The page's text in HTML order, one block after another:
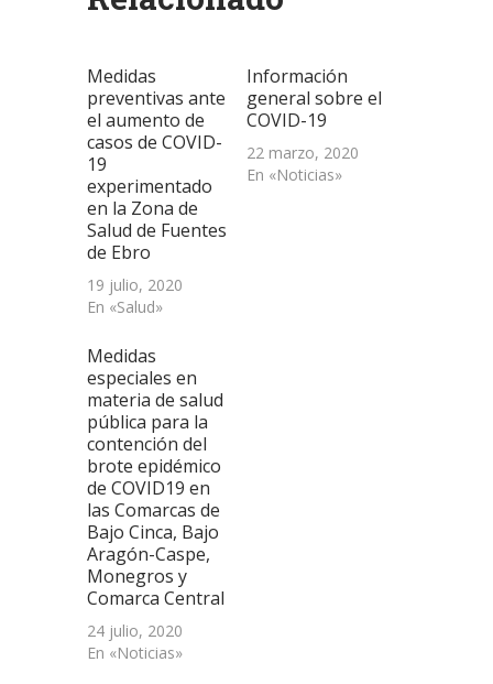
una una una
en
una
ventana
nueva)
Medidas
preventivas ante
el aumento de
casos de COVID-
19
experimentado
en la Zona de
Salud de Fuentes
de Ebro
19 julio, 2020
En «Salud»
Información
general sobre el
COVID-19
22 marzo, 2020
En «Noticias»
Medidas
especiales en
materia de salud
pública para la
contención del
brote epidémico
de COVID19 en
las Comarcas de
Bajo Cinca, Bajo
Aragón-Caspe,
Monegros y
Comarca Central
24 julio, 2020
En «Noticias»